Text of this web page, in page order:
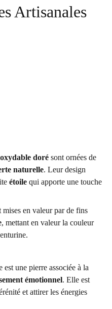
Artisanales
doré sont ornées de
naturelle. Leur design
étoile qui apporte une touche
mises en valeur par de fins
, mettant en valeur la couleur
une pierre associée à la
émotionnel. Elle est
et attirer les énergies